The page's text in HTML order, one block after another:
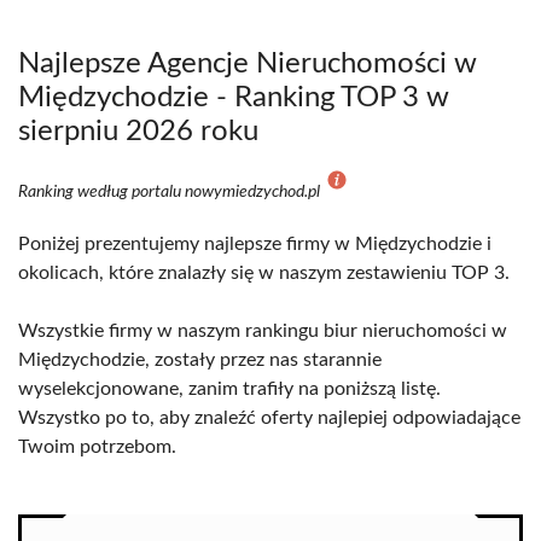
Najlepsze Agencje Nieruchomości w
Międzychodzie - Ranking TOP 3 w
sierpniu 2026 roku
Ranking według portalu nowymiedzychod.pl
Poniżej prezentujemy najlepsze firmy w Międzychodzie i
okolicach, które znalazły się w naszym zestawieniu TOP 3.
Wszystkie firmy w naszym rankingu biur nieruchomości w
Międzychodzie, zostały przez nas starannie
wyselekcjonowane, zanim trafiły na poniższą listę.
Wszystko po to, aby znaleźć oferty najlepiej odpowiadające
Twoim potrzebom.